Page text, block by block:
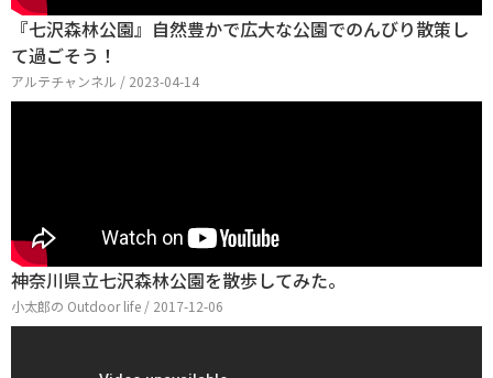
『七沢森林公園』自然豊かで広大な公園でのんびり散策し
て過ごそう！
アルテチャンネル / 2023-04-14
神奈川県立七沢森林公園を散歩してみた。
小太郎の Outdoor life / 2017-12-06